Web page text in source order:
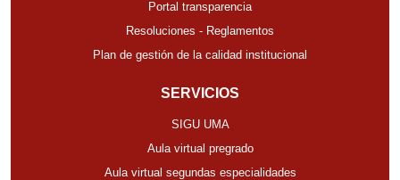
Portal transparencia
Resoluciones - Reglamentos
Plan de gestión de la calidad institucional
SERVICIOS
SIGU UMA
Aula virtual pregrado
Aula virtual segundas especialidades